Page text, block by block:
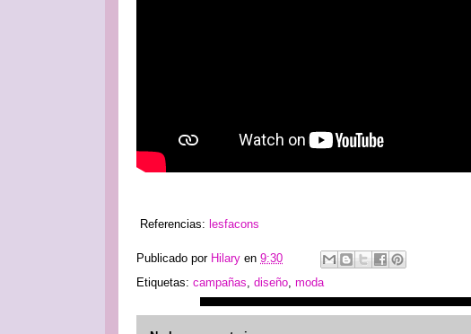
Referencias: lesfacons
Publicado por Hilary en 9:30
Etiquetas: campañas diseño moda